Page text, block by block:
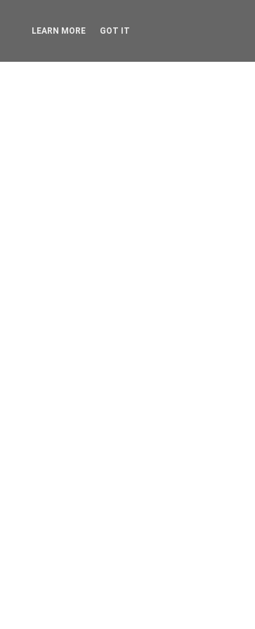
LEARN MORE GOT IT